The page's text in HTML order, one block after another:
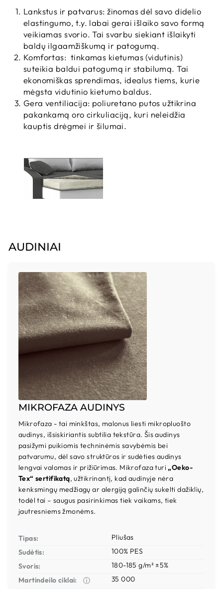
Lankstus ir patvarus: žinomas dėl savo didelio
elastingumo, t.y. labai gerai išlaiko savo formą
veikiamas svorio. Tai svarbu siekiant išlaikyti
baldų ilgaamžiškumą ir patogumą.
Komfortas: tinkamas kietumas (vidutinis)
suteikia baldui patogumą ir stabilumą. Tai
ekonomiškas sprendimas, idealus tiems, kurie
mėgsta vidutinio kietumo baldus.
Gera ventiliacija: poliuretano putos užtikrina
pakankamą oro cirkuliaciją, kuri neleidžia
kauptis drėgmei ir šilumai.
AUDINIAI
MIKROFAZA AUDINYS
Mikrofaza - tai minkštas, malonus liesti mikropluošto
audinys, išsiskiriantis subtilia tekstūra. Šis audinys
pasižymi puikiomis techninėmis savybėmis bei
patvarumu, dėl savo struktūros ir sudėties audinys
lengvai valomas ir prižiūrimas. Mikrofaza turi „Oeko-
Tex“ sertifikatą, užtikrinantį, kad audinyje nėra
kenksmingų medžiagų ar alergiją galinčių sukelti dažiklių,
todėl tai – saugus pasirinkimas tiek vaikams, tiek
jautresniems žmonėms.
Tipas:
Pliušas
Sudėtis:
100% PES
Svoris:
180-185 g/m² ±5%
Martindeilo ciklai:
ⓘ
35 000